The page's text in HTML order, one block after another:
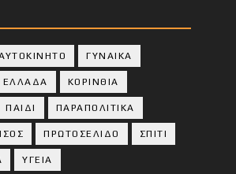
ΓΥΝΑΙΚΑ
ΕΛΛΑΔΑ ΚΟΡΙΝΘΙΑ
ΠΑΙΔΙ ΠΑΡΑΠΟΛΙΤΙΚΑ
ΠΡΩΤΟΣΕΛΙΔΟ ΣΠΙΤΙ
ΥΓΕΙΑ